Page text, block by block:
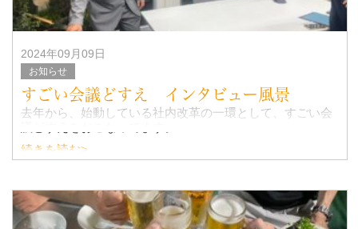
2024年09月09日
お知らせ
すごい会議どすえ インタビュー風景
去年から、始動している社内改革の一環として、すごい会
すごい会議どすえのホームページから抜粋
『指示を待つだけだった社員が意識を変え、自ら会社のた
めに考え、動き、結果を
続きを読む>